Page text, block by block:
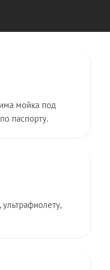
мойка под
паспорту.